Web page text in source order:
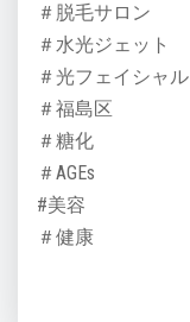
＃脱毛サロン
＃水光ジェット
＃光フェイシャル
＃福島区
＃糖化
＃AGEs
#美容
＃健康